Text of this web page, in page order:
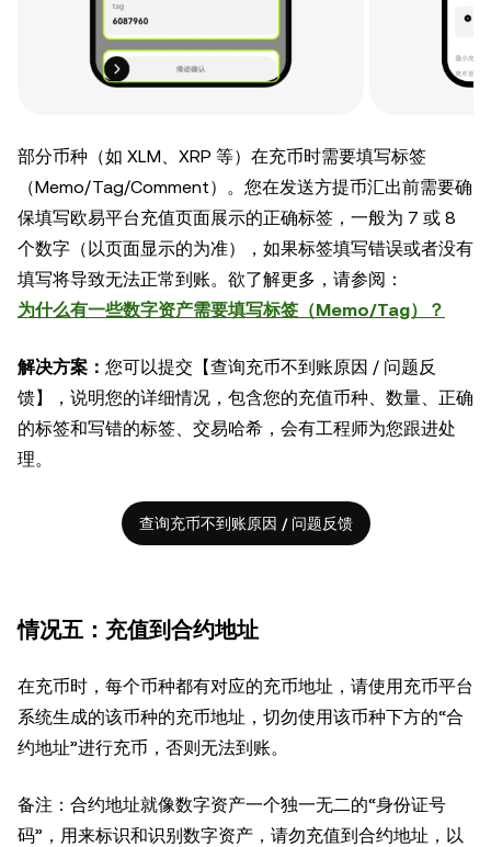
部分币种（如 XLM、XRP 等）在充币时需要填写标签
（Memo/Tag/Comment）。您在发送方提币汇出前需要确
保填写欧易平台充值页面展示的正确标签，一般为 7 或 8
个数字（以页面显示的为准），如果标签填写错误或者没有
填写将导致无法正常到账。欲了解更多，请参阅：
为什么有一些数字资产需要填写标签（Memo/Tag）？
解决方案： 您可以提交【查询充币不到账原因 / 问题反
馈】，说明您的详细情况，包含您的充值币种、数量、正确
的标签和写错的标签、交易哈希，会有工程师为您跟进处
理。
查询充币不到账原因 / 问题反馈
情况五：充值到合约地址
在充币时，每个币种都有对应的充币地址，请使用充币平台
系统生成的该币种的充币地址，切勿使用该币种下方的“合
约地址”进行充币，否则无法到账。
备注：合约地址就像数字资产一个独一无二的“身份证号
码”，用来标识和识别数字资产，请勿充值到合约地址，以